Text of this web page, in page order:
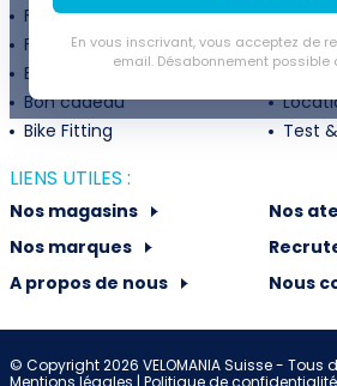
Financement
Flexibilité de paiement
Extension de garantie
Bon cadeau
Bike Fitting
Test
LIENS UTILES :
Nos magasins
Nos
Nos marques
A propos de nous
Nous
En vous inscrivant, vous acceptez de
email. Désabonnement possible
© Copyright 2026 VELOMANIA Suisse - Tous
Mentions légales | Politique de confidentialité